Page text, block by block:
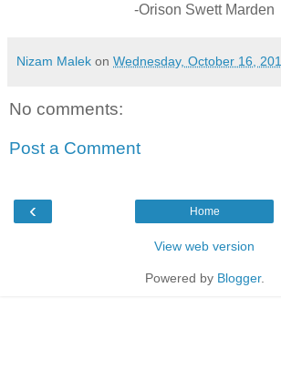
-Orison Swett Marden
Nizam Malek on Wednesday, October 16,
No comments:
Post a Comment
‹ Home
View web version
Powered by Blogger.